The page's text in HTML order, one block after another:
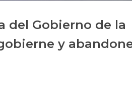
del Gobierno de la
y